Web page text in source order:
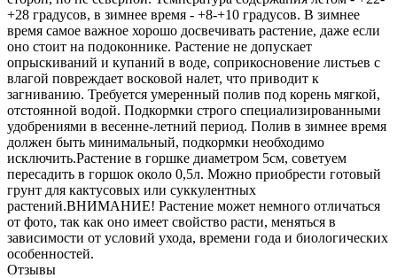
+28 градусов, в зимнее время - +8-+10 градусов. В зимнее
время самое важное хорошо досвечивать растение, даже если
оно стоит на подоконнике. Растение не допускает
опрыскиваний и купаний в воде, соприкосновение листьев с
влагой повреждает восковой налет, что приводит к
загниванию. Требуется умеренный полив под корень мягкой,
отстоянной водой. Подкормки строго специализированными
удобрениями в весенне-летний период. Полив в зимнее время
должен быть минимальный, подкормки необходимо
исключить.Растение в горшке диаметром 5см, советуем
пересадить в горшок около 0,5л. Можно приобрести готовый
грунт для кактусовых или суккулентных
растений.ВНИМАНИЕ! Растение может немного отличаться
от фото, так как оно имеет свойство расти, меняться в
зависимости от условий ухода, времени года и биологических
особенностей.
Отзывы